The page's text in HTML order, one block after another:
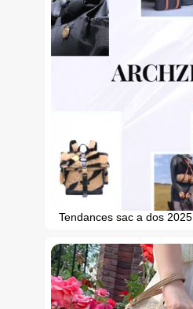
Tendances sac a dos 2025